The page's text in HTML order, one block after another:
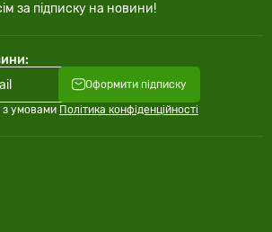
за підписку на новини!
Оформити підписку
з умовами Політика конфіденційності